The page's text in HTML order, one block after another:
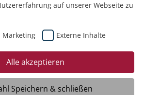
wie lebt
auf unserer Webseite zu
Marketing Externe Inhalte
Alle akzeptieren
Speichern & schließen